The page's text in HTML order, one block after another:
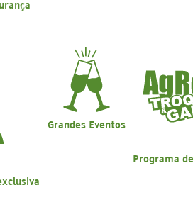
Grandes Eventos
Programa